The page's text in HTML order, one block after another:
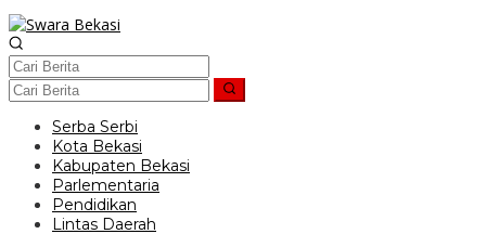
Serba Serbi
Kota Bekasi
Kabupaten Bekasi
Parlementaria
Pendidikan
Lintas Daerah